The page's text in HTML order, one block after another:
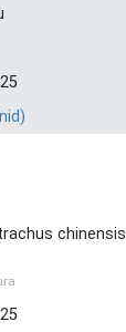
chinensis